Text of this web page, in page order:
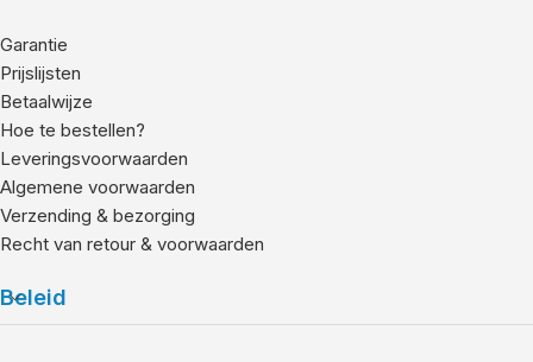
Garantie
Prijslijsten
Betaalwijze
Hoe te bestellen?
Leveringsvoorwaarden
Algemene voorwaarden
Verzending & bezorging
Recht van retour & voorwaarden
Beleid